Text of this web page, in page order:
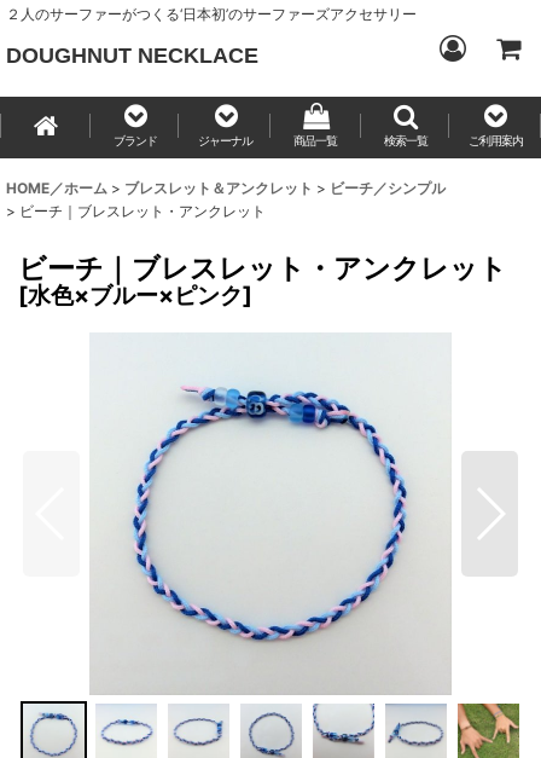
２人のサーファーがつくる‘日本初’のサーファーズアクセサリー
DOUGHNUT NECKLACE
ブランド ジャーナル 商品一覧 検索一覧 ご利用案内
HOME／ホーム > ブレスレット＆アンクレット > ビーチ／シンプル
> ビーチ｜ブレスレット・アンクレット
ビーチ｜ブレスレット・アンクレット
[水色×ブルー×ピンク]